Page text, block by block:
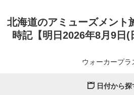
北海道のアミューズメント
時記【明日2026年8月9日(
ウォーカープラ
日付から探